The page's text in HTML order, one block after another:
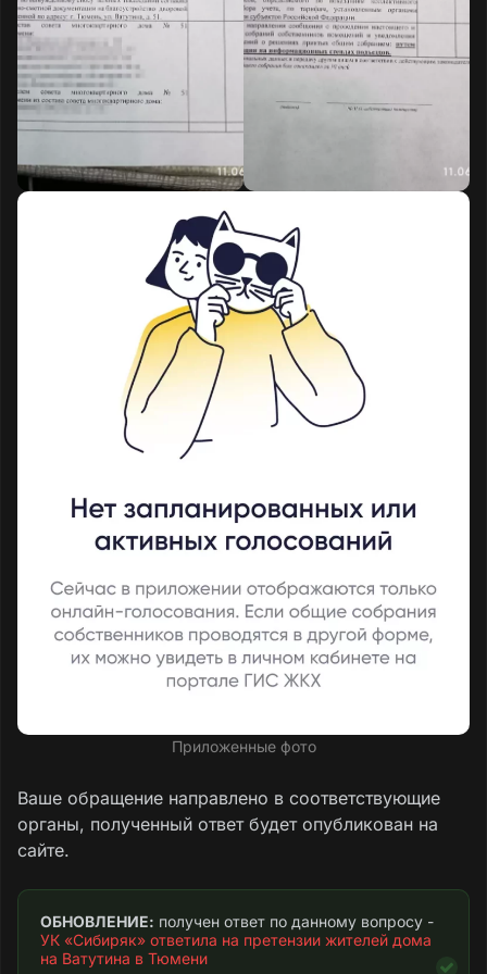
Срок голосования истекает 15.06.2026.
Текст обращения
Приложенные фото
Ваше обращение направлено в соответствующие
органы, полученный ответ будет опубликован на
сайте.
ОБНОВЛЕНИЕ:
УК «Сибиряк» ответила на претензии жителей дома
на Ватутина в Тюмени